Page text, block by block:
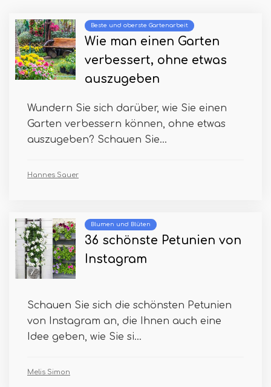
Beste und oberste Gartenarbeit
Wie man einen Garten
verbessert, ohne etwas
auszugeben
Wundern Sie sich darüber, wie Sie einen
Garten verbessern können, ohne etwas
auszugeben? Schauen Sie...
Hannes Sauer
Blumen und Blüten
36 schönste Petunien von
Instagram
Schauen Sie sich die schönsten Petunien
von Instagram an, die Ihnen auch eine
Idee geben, wie Sie si...
Melis Simon